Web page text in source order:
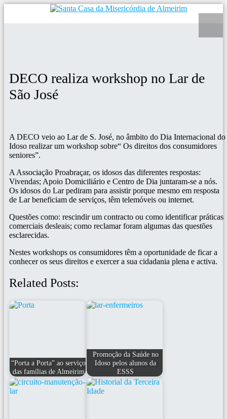
DECO realiza workshop no Lar de
São José
A DECO veio ao Lar de S. José, no âmbito do Dia Internacional do
Idoso realizar um workshop sobre“ Os direitos dos consumidores
seniores”.
A Associação Proabraçar, os idosos das diferentes respostas:
Vivendas; Apoio Domiciliário e Centro de Dia juntaram-se a nós.
Os idosos do Lar pediram para assistir porque mesmo em resposta
de Lar beneficiam de serviços, têm telemóveis ou internet.
Questões como: rescindir um contracto ou como identificar práticas
comerciais desleais; como reclamar foram algumas das questões
esclarecidas.
Nestes workshops os consumidores têm a oportunidade de ficar a
conhecer os seus direitos e exercer a sua cidadania plena e activa.
Related Posts:
“Porta a Porta” ao serviço
das famílias de Almeirim
Promoção da Saúde no
Idoso pelos alunos da
ESSS